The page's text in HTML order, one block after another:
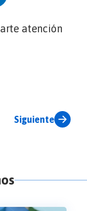
atención
Siguiente